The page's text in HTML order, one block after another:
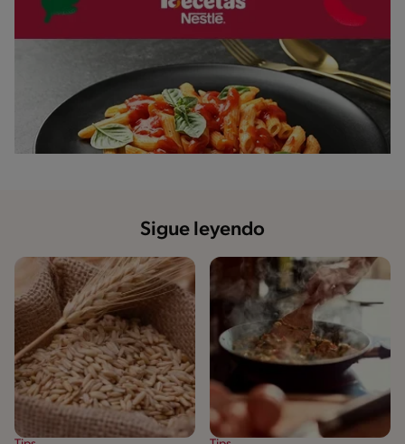
Sigue leyendo